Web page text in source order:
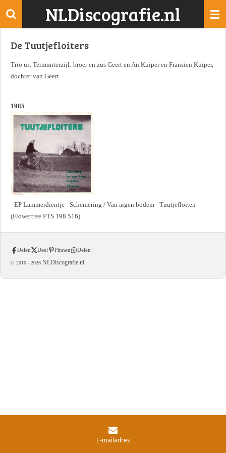
Ga
de
NLDiscografie.nl
De Tuutjefloiters
Trio uit Termunterzijl: broer en zus Geert en An Kuiper en Fransien Kuiper,
dochter van Geert.
1985
- EP Lammerdientje - Schemering / Van aigen bodem - Tuutjefloiten
(Flowertree FTS 198 516)
Delen Deel Pinnen Delen
© 2010 - 2026 NLDiscografie.nl
E-mailadres